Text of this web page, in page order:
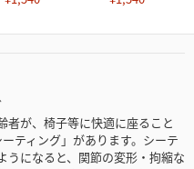
者が、椅子等に快適に座ること
ティング」があります。シーテ
うになると、関節の変形・拘縮な